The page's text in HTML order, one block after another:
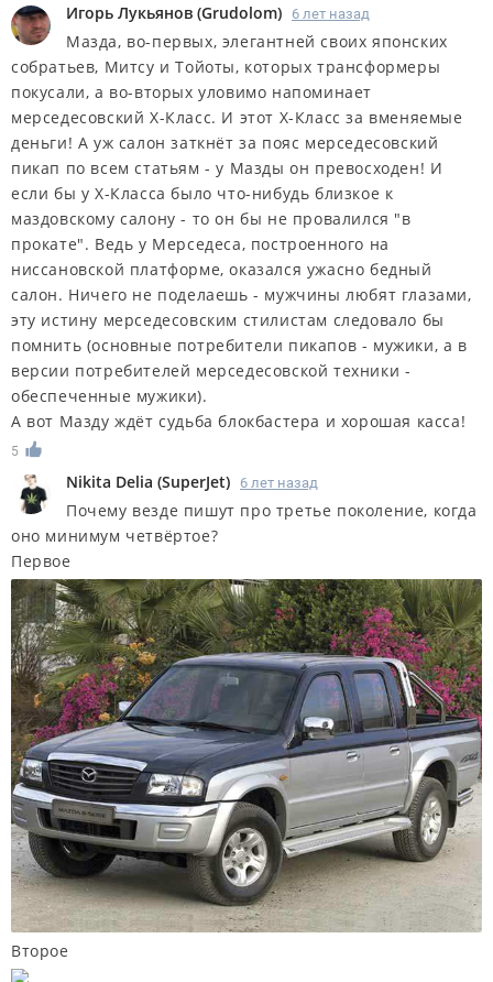
Игорь Лукьянов (Grudolom) 6 лет назад
Мазда, во-первых, элегантней своих японских
собратьев, Митсу и Тойоты, которых трансформеры
покусали, а во-вторых уловимо напоминает
мерседесовский Х-Класс. И этот Х-Класс за вменяемые
деньги! А уж салон заткнёт за пояс мерседесовский
пикап по всем статьям - у Мазды он превосходен! И
если бы у Х-Класса было что-нибудь близкое к
маздовскому салону - то он бы не провалился "в
прокате". Ведь у Мерседеса, построенного на
ниссановской платформе, оказался ужасно бедный
салон. Ничего не поделаешь - мужчины любят глазами,
эту истину мерседесовским стилистам следовало бы
помнить (основные потребители пикапов - мужики, а в
версии потребителей мерседесовской техники -
обеспеченные мужики).
А вот Мазду ждёт судьба блокбастера и хорошая касса!
5
Nikita Delia (SuperJet) 6 лет назад
Почему везде пишут про третье поколение, когда
оно минимум четвёртое?
Первое
Второе